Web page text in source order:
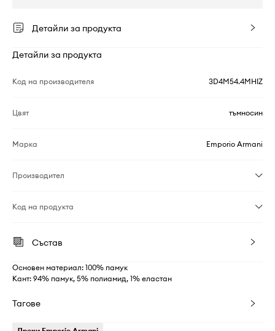
Детайли за продукта
Детайли за продукта
Код на производителя 3D4M54.4MHIZ
Цвят тъмносин
Марка Emporio Armani
Производител
Код на продукта
Състав
Основен материал: 100% памук
Кант: 94% памук, 5% полиамид, 1% еластан
Тагове